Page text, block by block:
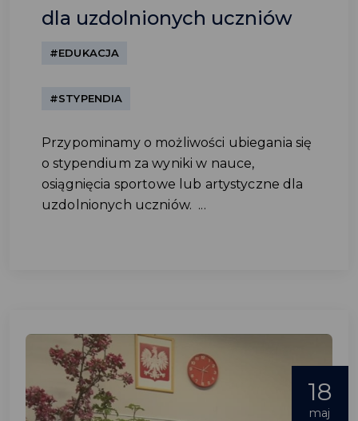
dla uzdolnionych uczniów
#EDUKACJA
#STYPENDIA
Przypominamy o możliwości ubiegania się
o stypendium za wyniki w nauce,
osiągnięcia sportowe lub artystyczne dla
uzdolnionych uczniów. ...
18
maj